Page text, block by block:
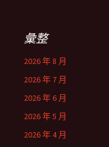
彙整
2026 年 8 月
2026 年 7 月
2026 年 6 月
2026 年 5 月
2026 年 4 月